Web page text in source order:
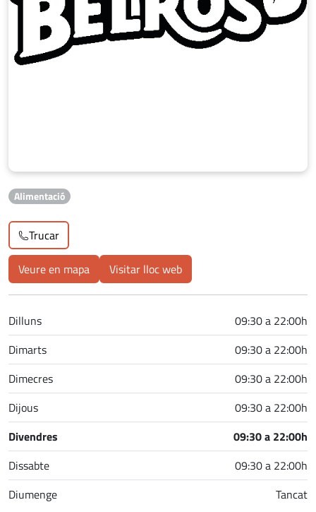
Alimentació
Trucar
Veure en mapa
Visitar lloc web
Dilluns
09:30 a 22:00h
Dimarts
09:30 a 22:00h
Dimecres
09:30 a 22:00h
Dijous
09:30 a 22:00h
Divendres
09:30 a 22:00h
Dissabte
09:30 a 22:00h
Diumenge
Tancat